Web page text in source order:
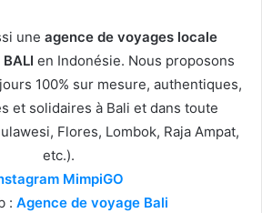
une agence de voyages locale
BALI en Indonésie. Nous proposons
100% sur mesure, authentiques,
et solidaires à Bali et dans toute
Flores, Lombok, Raja Ampat,
etc.).
MimpiGO
: Agence de voyage Bali